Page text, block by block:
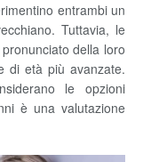
entrambi un
Tuttavia, le
della loro
di età più avanzate.
le opzioni
è una valutazione